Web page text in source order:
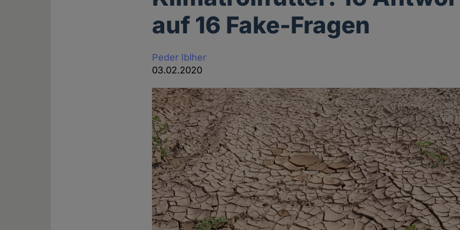
auf 16 Fake-Fragen
Peder Iblher
03.02.2020